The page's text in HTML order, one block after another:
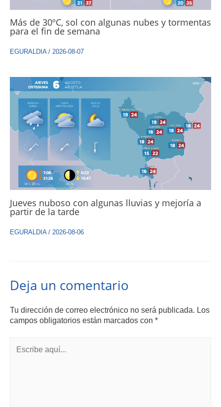
Más de 30ºC, sol con algunas nubes y tormentas
para el fin de semana
EGURALDIA/ 2026-08-07
Jueves nuboso con algunas lluvias y mejoría a
partir de la tarde
EGURALDIA/ 2026-08-06
Deja un comentario
Tu dirección de correo electrónico no será publicada. Los
campos obligatorios están marcados con *